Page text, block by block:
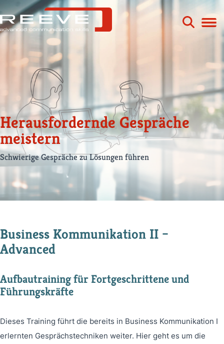
Zum
Inhalt
springen
Herausfordernde Gespräche
meistern
Schwierige Gespräche zu Lösungen führen
Business Kommunikation II –
Advanced
Aufbautraining für Fortgeschrittene und
Führungskräfte
Dieses Training führt die bereits in Business Kommunikation I
erlernten Gesprächstechniken weiter. Hier geht es um die